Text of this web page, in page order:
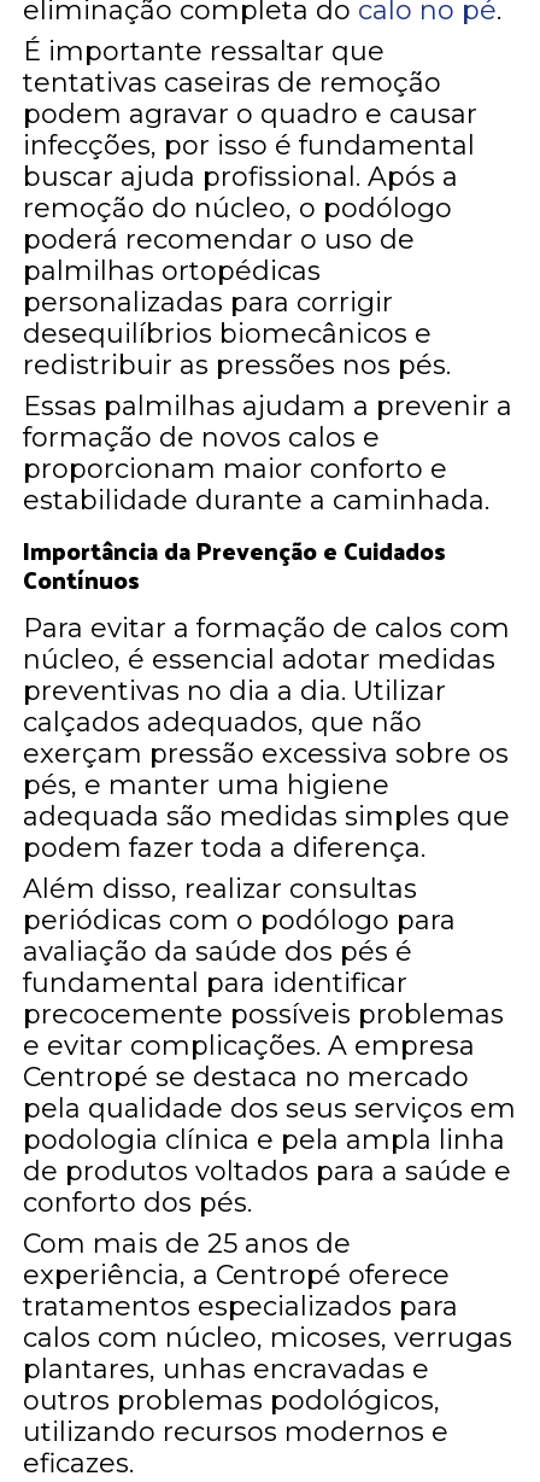
eliminação completa do calo no pé.
É importante ressaltar que
tentativas caseiras de remoção
podem agravar o quadro e causar
infecções, por isso é fundamental
buscar ajuda profissional. Após a
remoção do núcleo, o podólogo
poderá recomendar o uso de
palmilhas ortopédicas
personalizadas para corrigir
desequilíbrios biomecânicos e
redistribuir as pressões nos pés.
Essas palmilhas ajudam a prevenir a
formação de novos calos e
proporcionam maior conforto e
estabilidade durante a caminhada.
Importância da Prevenção e Cuidados
Contínuos
Para evitar a formação de calos com
núcleo, é essencial adotar medidas
preventivas no dia a dia. Utilizar
calçados adequados, que não
exerçam pressão excessiva sobre os
pés, e manter uma higiene
adequada são medidas simples que
podem fazer toda a diferença.
Além disso, realizar consultas
periódicas com o podólogo para
avaliação da saúde dos pés é
fundamental para identificar
precocemente possíveis problemas
e evitar complicações. A empresa
Centropé se destaca no mercado
pela qualidade dos seus serviços em
podologia clínica e pela ampla linha
de produtos voltados para a saúde e
conforto dos pés.
Com mais de 25 anos de
experiência, a Centropé oferece
tratamentos especializados para
calos com núcleo, micoses, verrugas
plantares, unhas encravadas e
outros problemas podológicos,
utilizando recursos modernos e
eficazes.